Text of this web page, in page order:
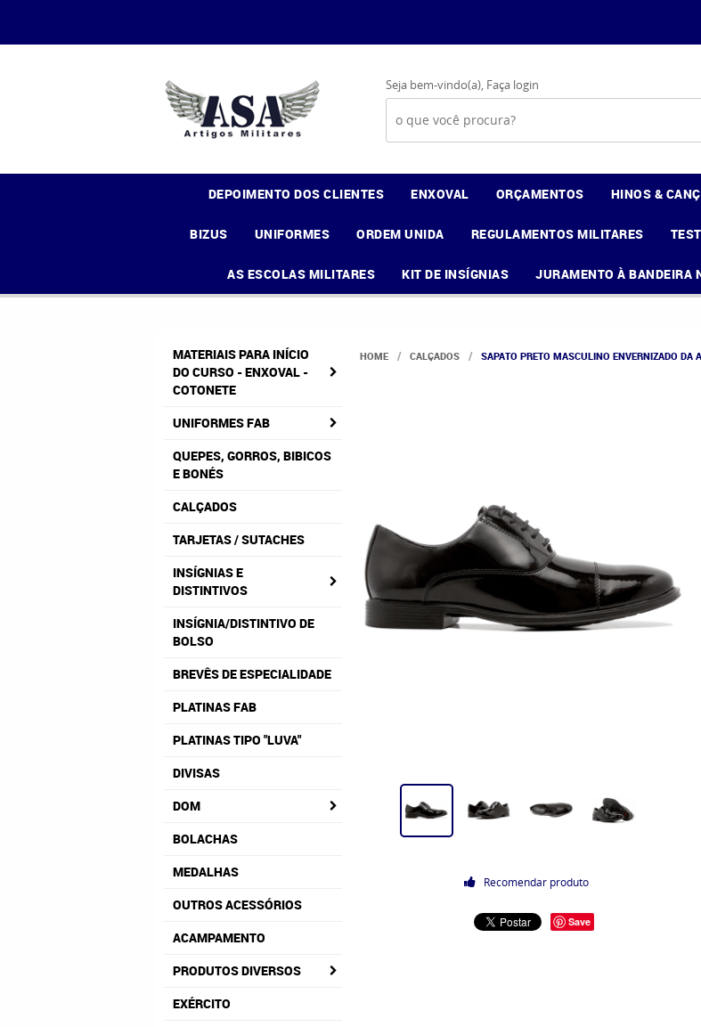
Seja bem-vindo(a), Faça login
DEPOIMENTO DOS CLIENTES ENXOVAL ORÇAMENTOS HINOS &
BIZUS UNIFORMES ORDEM UNIDA REGULAMENTOS MILITARES
AS ESCOLAS MILITARES KIT DE INSÍGNIAS JURAMENTO À BANDEIRA
MATERIAIS PARA INÍCIO
DO CURSO - ENXOVAL -
COTONETE
UNIFORMES FAB
QUEPES, GORROS, BIBICOS
E BONÉS
CALÇADOS
TARJETAS / SUTACHES
INSÍGNIAS E
DISTINTIVOS
INSÍGNIA/DISTINTIVO DE
BOLSO
BREVÊS DE ESPECIALIDADE
PLATINAS FAB
PLATINAS TIPO "LUVA"
DIVISAS
DOM
BOLACHAS
MEDALHAS
OUTROS ACESSÓRIOS
ACAMPAMENTO
PRODUTOS DIVERSOS
EXÉRCITO
HOME CALÇADOS SAPATO PRETO MASCULINO ENVERNIZADO DA
Recomendar produto
Save